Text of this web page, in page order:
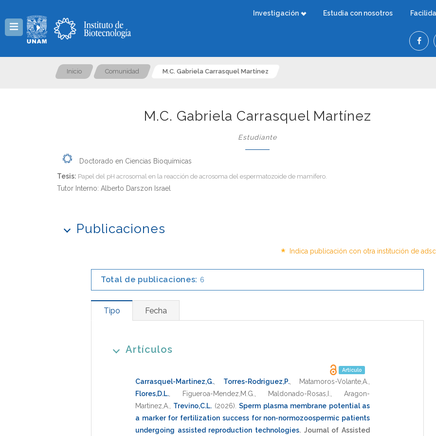
Investigación Estudia con nosotros
Inicio Comunidad M.C. Gabriela Carrasquel Martínez
M.C. Gabriela Carrasquel Martínez
Estudiante
Doctorado en Ciencias Bioquímicas
Tesis: Papel del pH acrosomal en la reacción de acrosoma del espermatozoide de mamífero.
Tutor Interno: Alberto Darszon Israel
Publicaciones
* Indica publicación con otra institución de
Total de publicaciones: 6
Tipo Fecha
Artículos
Artículo
Carrasquel-Martinez,G. Torres-Rodriguez,P. Matamoros-Volante,A.
Flores,D.L.
Figueroa-Mendez,M.G. Maldonado-Rosas,I.
Aragon-
Martinez,A.
Trevino,C.L. (2026) .Sperm plasma membrane potential as
a marker for fertilization success for non-normozoospermic patients
undergoing assisted reproduction technologies. Journal of Assisted